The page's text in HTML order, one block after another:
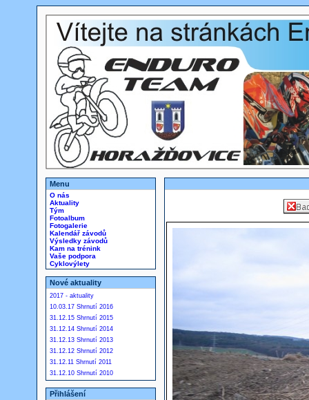
Menu
O nás
Aktuality
Tým
Fotoalbum
Fotogalerie
Kalendář závodů
Výsledky závodů
Kam na trénink
Vaše podpora
Cyklovýlety
Nové aktuality
2017 - aktuality
10.03.17 Shrnutí 2016
31.12.15 Shrnutí 2015
31.12.14 Shrnutí 2014
31.12.13 Shrnutí 2013
31.12.12 Shrnutí 2012
31.12.11 Shrnutí 2011
31.12.10 Shrnutí 2010
Přihlášení